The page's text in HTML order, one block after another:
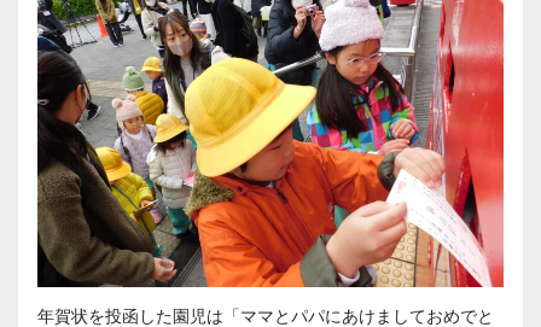
年賀状を投函した園児は「ママとパパにあけましておめでと